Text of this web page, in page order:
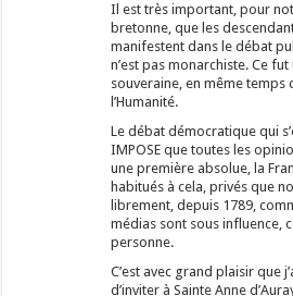
Il est très important, pour
bretonne, que les
manifestent dans le débat
n’est pas monarchiste. Ce
souveraine, en même temps
l’Humanité.
Le débat démocratique qui
IMPOSE que toutes les
une première absolue, la
habitués à cela, privés que
librement, depuis 1789,
médias sont sous influence,
personne.
C’est avec grand plaisir que
d’inviter à Sainte Anne